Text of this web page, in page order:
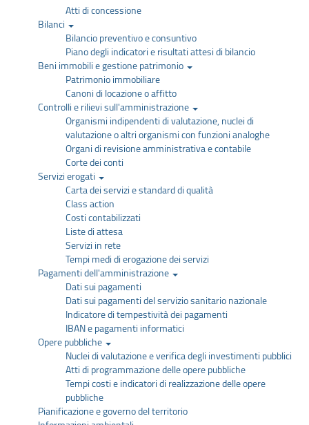
Atti di concessione
Bilanci
Bilancio preventivo e consuntivo
Piano degli indicatori e risultati attesi di bilancio
Beni immobili e gestione patrimonio
Patrimonio immobiliare
Canoni di locazione o affitto
Controlli e rilievi sull'amministrazione
Organismi indipendenti di valutazione, nuclei di
valutazione o altri organismi con funzioni analoghe
Organi di revisione amministrativa e contabile
Corte dei conti
Servizi erogati
Carta dei servizi e standard di qualità
Class action
Costi contabilizzati
Liste di attesa
Servizi in rete
Tempi medi di erogazione dei servizi
Pagamenti dell'amministrazione
Dati sui pagamenti
Dati sui pagamenti del servizio sanitario nazionale
Indicatore di tempestività dei pagamenti
IBAN e pagamenti informatici
Opere pubbliche
Nuclei di valutazione e verifica degli investimenti pubblici
Atti di programmazione delle opere pubbliche
Tempi costi e indicatori di realizzazione delle opere
pubbliche
Pianificazione e governo del territorio